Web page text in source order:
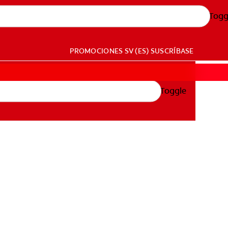
PROMOCIONES SV (ES) SUSCRÍBASE
Toggle